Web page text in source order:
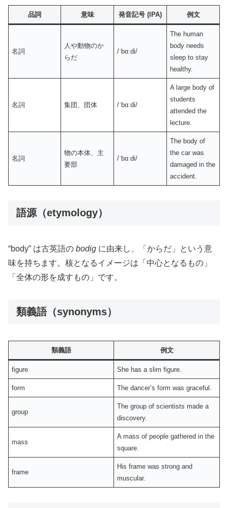
品詞 意味 発音記号 (IPA) 例文
名詞
人や動物のか
らだ
/ˈbɑːdi/
The human
body needs
sleep to stay
healthy.
名詞 集団、団体 /ˈbɑːdi/
A large body of
students
attended the
lecture.
名詞
物の本体、主
要部
/ˈbɑːdi/
The body of
the car was
damaged in the
accident.
語源（etymology）
“body” は古英語の bodig に由来し、「からだ」という意
味を持ちます。核となるイメージは「中心となるもの」
「全体の形を成すもの」です。
類義語（synonyms）
類義語 例文
figure She has a slim figure.
form The dancer’s form was graceful.
group
The group of scientists made a
discovery.
mass
A mass of people gathered in the
square.
frame
His frame was strong and
muscular.